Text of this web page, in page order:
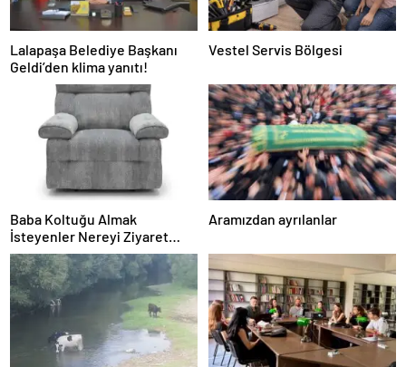
Lalapaşa Belediye Başkanı
Geldi’den klima yanıtı!
Vestel Servis Bölgesi
Baba Koltuğu Almak
İsteyenler Nereyi Ziyaret
Edebilir?
Aramızdan ayrılanlar